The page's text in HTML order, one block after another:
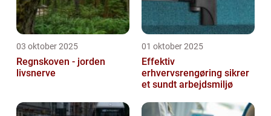
03 oktober 2025
Regnskoven - jorden
livsnerve
01 oktober 2025
Effektiv
erhvervsrengøring sikrer
et sundt arbejdsmiljø